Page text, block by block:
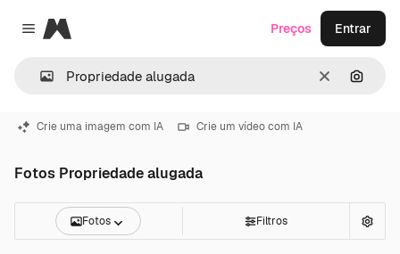
Close menu
Magnific
Limpar
Preços Entrar
Crie uma imagem com IA Crie um vídeo com IA
Fotos Propriedade alugada
Fotos Filtros